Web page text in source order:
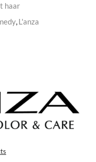
haar
,L'anza